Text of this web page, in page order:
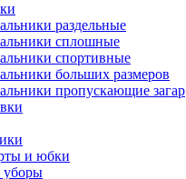
раздельные
сплошные
спортивные
больших размеров
пропускающие загар
и юбки
уборы